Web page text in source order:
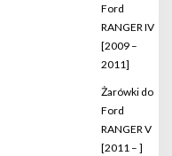
Ford
RANGER IV
[2009 –
2011]
Żarówki do
Ford
RANGER V
[2011 – ]